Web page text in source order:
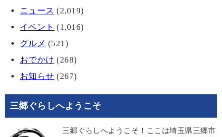
ニュース (2,019)
イベント (1,016)
グルメ (521)
おでかけ (268)
お知らせ (267)
三郷ぐらしへようこそ
三郷ぐらしへようこそ！ここは埼玉県三郷市